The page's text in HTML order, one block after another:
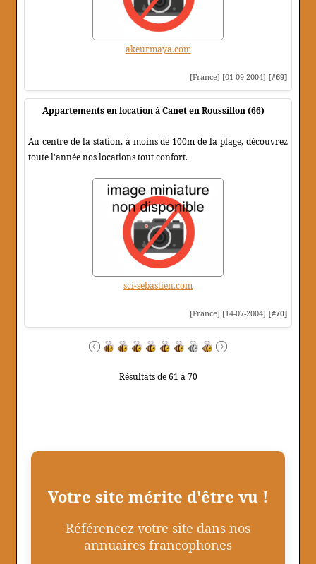
akeurmaya.com
[France] [01-09-2004] [#69]
Appartements en location à Canet en Roussillon (66)
Au centre de la station, à moins de 100m de la plage, découvrez
toute l'année nos locations tout confort.
sci-sebastien.com
[France] [14-07-2004] [#70]
Résultats de 61 à 70
Votre site mérite d'être vu !
Référencez votre site dans nos
annuaires francophones